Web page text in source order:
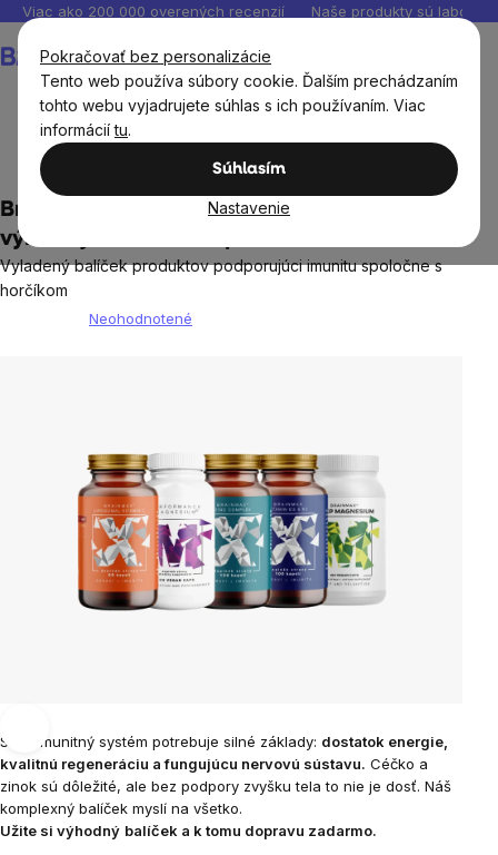
Pokračovať bez personalizácie
Tento web používa súbory cookie. Ďalším prechádzaním
tohto webu vyjadrujete súhlas s ich používaním. Viac
informáciítu.
Súhlasím
Nastavenie
Prejsť
obsah
Viac ako 200 000 overených recenzií Naše produkty sú
košík
BrainMax 2v1: Imunita a horčík PLUS,
výhodný balíček + doprava zadarmo
Vyladený balíček produktov podporujúci imunitu spoločne s
horčíkom
Neohodnotené
Silný imunitný systém potrebuje silné základy: dostatok energie,
kvalitnú regeneráciu a fungujúcu nervovú sústavu. Céčko a
zinok sú dôležité, ale bez podpory zvyšku tela to nie je dosť. Náš
komplexný balíček myslí na všetko.
Užite si výhodný balíček a k tomu dopravu zadarmo.